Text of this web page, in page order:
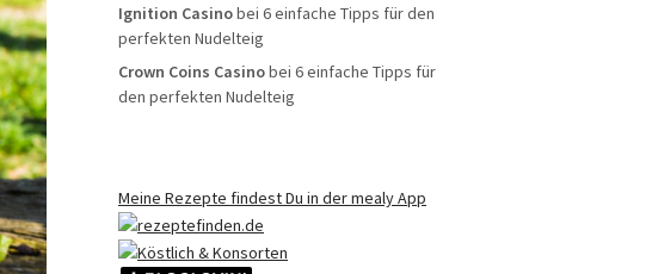
Ignition Casinobei 6 einfache Tipps für den
perfekten Nudelteig
Crown Coins Casinobei 6 einfache Tipps für
den perfekten Nudelteig
Meine Rezepte findest Du in der mealy App